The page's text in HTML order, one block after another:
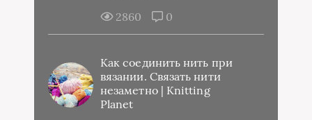
2860
0
Как соединить нить при
вязании. Связать нити
незаметно | Knitting
Planet